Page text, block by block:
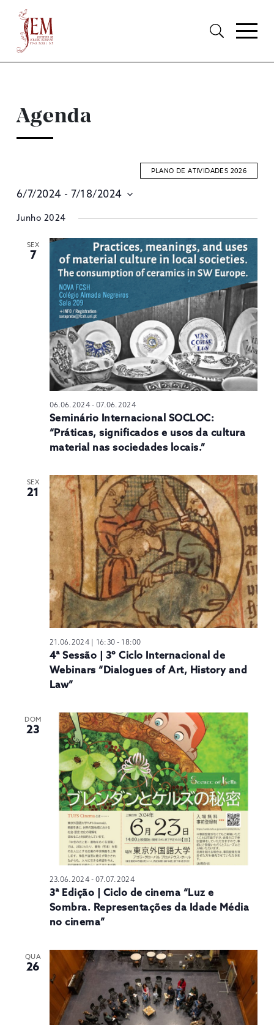
Agenda
PLANO DE ATIVIDADES 2026
6/7/2024 - 7/18/2024
data
Junho 2024
SEX
7
06.06.2024- 07.06.2024
Seminário Internacional SOCLOC:
“Práticas, significados e usos da cultura
material nas sociedades locais.”
SEX
21
21.06.2024 | 16:30 - 18:00
4ª Sessão | 3º Ciclo Internacional de
Webinars “Dialogues of Art, History and
Law”
DOM
23
23.06.2024- 07.07.2024
3ª Edição | Ciclo de cinema “Luz e
Sombra. Representações da Idade Média
no cinema”
QUA
26